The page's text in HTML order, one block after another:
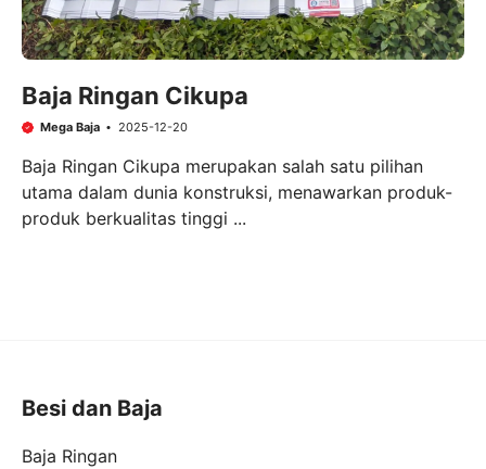
Baja Ringan Cikupa
Mega Baja 2025-12-20
Baja Ringan Cikupa merupakan salah satu pilihan
utama dalam dunia konstruksi, menawarkan produk-
produk berkualitas tinggi ...
Besi dan Baja
Baja Ringan